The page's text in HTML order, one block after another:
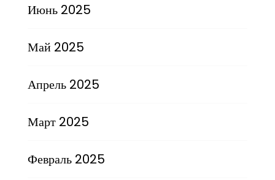
Июнь 2025
Май 2025
Апрель 2025
Март 2025
Февраль 2025